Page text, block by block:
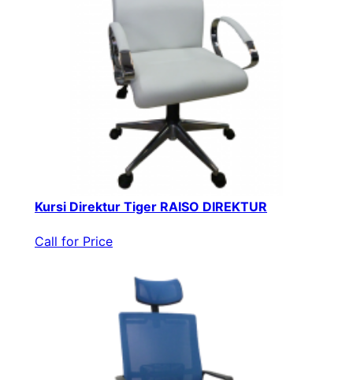
Kursi Direktur Tiger RAISO DIREKTUR
Call for Price